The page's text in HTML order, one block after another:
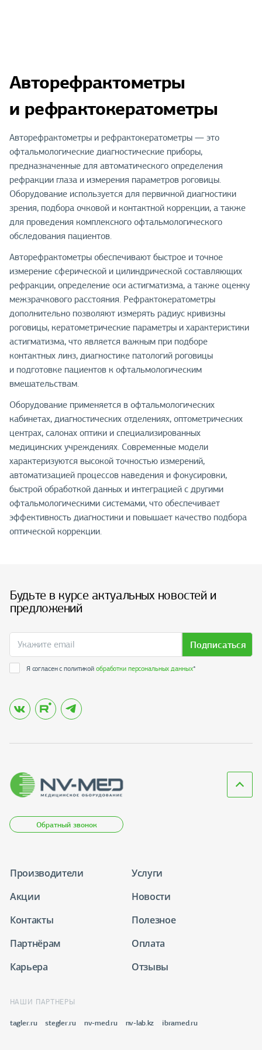
Авторефрактометры
и рефрактокератометры
Авторефрактометры и рефрактокератометры — это
офтальмологические диагностические приборы,
предназначенные для автоматического определения
рефракции глаза и измерения параметров роговицы.
Оборудование используется для первичной диагностики
зрения, подбора очковой и контактной коррекции, а также
для проведения комплексного офтальмологического
обследования пациентов.
Авторефрактометры обеспечивают быстрое и точное
измерение сферической и цилиндрической составляющих
рефракции, определение оси астигматизма, а также оценку
межзрачкового расстояния. Рефрактокератометры
дополнительно позволяют измерять радиус кривизны
роговицы, кератометрические параметры и характеристики
астигматизма, что является важным при подборе
контактных линз, диагностике патологий роговицы
и подготовке пациентов к офтальмологическим
вмешательствам.
Оборудование применяется в офтальмологических
кабинетах, диагностических отделениях, оптометрических
центрах, салонах оптики и специализированных
медицинских учреждениях. Современные модели
характеризуются высокой точностью измерений,
автоматизацией процессов наведения и фокусировки,
быстрой обработкой данных и интеграцией с другими
офтальмологическими системами, что обеспечивает
эффективность диагностики и повышает качество подбора
оптической коррекции.
Будьте в курсе актуальных новостей и
предложений
Подписаться
Я согласен с политикойобработки персональных данных*
Обратный звонок
Производители
Услуги
Акции
Новости
Контакты
Полезное
Партнёрам
Оплата
Карьера
Отзывы
НАШИ ПАРТНЕРЫ
tagler.ru stegler.ru nv-med.ru nv-lab.kz ibramed.ru